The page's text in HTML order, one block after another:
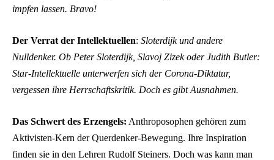
impfen lassen. Bravo!
Der Verrat der Intellektuellen: Sloterdijk und andere
Nulldenker. Ob Peter Sloterdijk, Slavoj Zizek oder Judith Butler:
Star-Intellektuelle unterwerfen sich der Corona-Diktatur,
vergessen ihre Herrschaftskritik. Doch es gibt Ausnahmen.
Das Schwert des Erzengels: Anthroposophen gehören zum
Aktivisten-Kern der Querdenker-Bewegung. Ihre Inspiration
finden sie in den Lehren Rudolf Steiners. Doch was kann man